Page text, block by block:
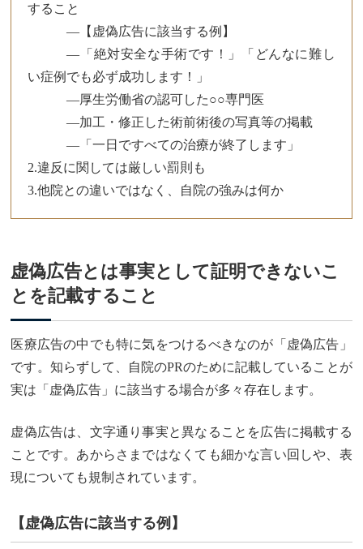
すること
―【虚偽広告に該当する例】
—「絶対安全な手術です！」「どんなに難し
い症例でも必ず成功します！」
—厚生労働省の認可した○○専門医
—加工・修正した術前術後の写真等の掲載
—「一日ですべての治療が終了します」
2.違反に関しては厳しい罰則も
3.他院との違いではなく、自院の強みは何か
虚偽広告とは事実として証明できないこ
とを記載すること
医療広告の中でも特に気をつけるべきなのが「虚偽広告」
です。知らずして、自院のPRのために記載していることが
実は「虚偽広告」に該当する場合が多々存在します。
虚偽広告は、文字通り事実と異なることを広告に掲載する
ことです。あからさまではなくても細かな言い回しや、表
現についても規制されています。
【虚偽広告に該当する例】